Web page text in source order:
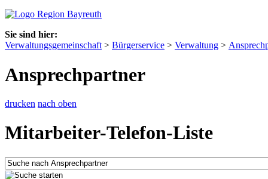
Sie sind hier:
Verwaltungsgemeinschaft > Bürgerservice > Verwaltung >
Ansprechpartner
drucken nach oben
Mitarbeiter-Telefon-Liste